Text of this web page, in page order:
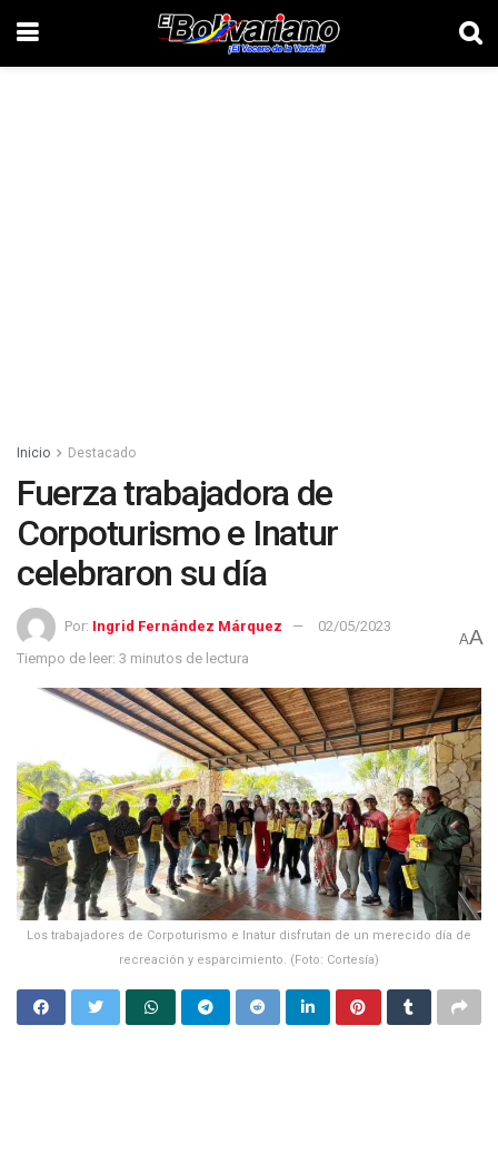
Inicio Destacado
Fuerza trabajadora de
Corpoturismo e Inatur
celebraron su día
Por: Ingrid Fernández Márquez
02/05/2023
Tiempo de leer: 3 minutos de lectura
AA
Los trabajadores de Corpoturismo e Inatur disfrutan de un merecido día de
recreación y esparcimiento. (Foto: Cortesía)